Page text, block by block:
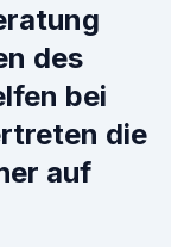
des
bei
die
auf